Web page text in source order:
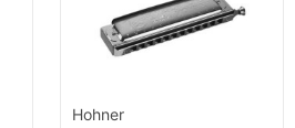
Hohner